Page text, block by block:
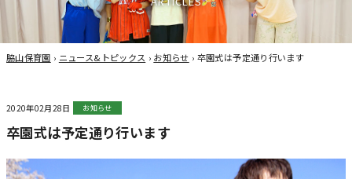
脇山保育園 › ニュース&トピックス › お知らせ › 卒園式は予定通り行います
2020年02月28日 お知らせ
卒園式は予定通り行います